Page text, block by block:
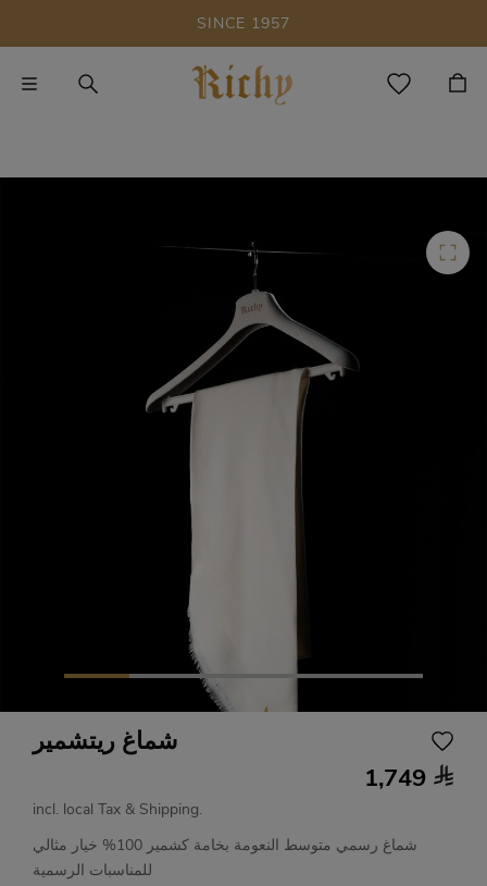
SINCE 1957
شماغ ريتشمير
1,749
incl. local Tax & Shipping.
شماغ رسمي متوسط النعومة بخامة كشمير 100% خيار مثالي
للمناسبات الرسمية